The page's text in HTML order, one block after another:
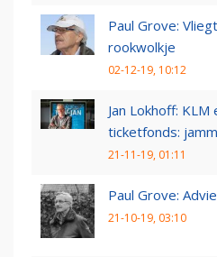
Paul Grove:
rookwolkje
02-12-19, 10:12
Jan Lokhoff:
ticketfonds:
21-11-19, 01:11
Paul Grove:
21-10-19, 03:10